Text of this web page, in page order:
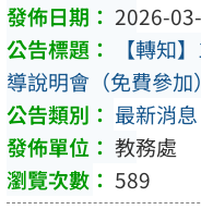
2026-
【轉知
導說明會（免費參加）
最新消息
教務處
589